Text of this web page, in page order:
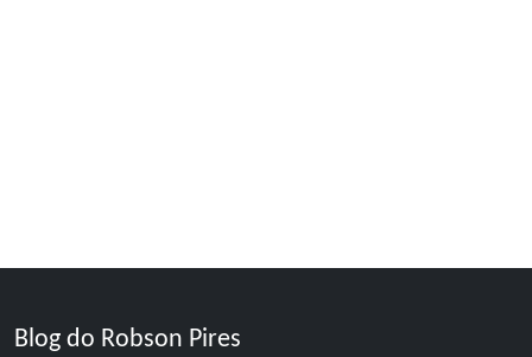
Blog do Robson Pires